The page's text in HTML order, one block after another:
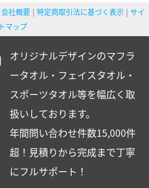
会社概要 特定商取引法に基づく表示
サイ
トマップ
オリジナルデザインのマフラ
ータオル・フェイスタオル・
スポーツタオル等を幅広く取
扱いしております。
年間問い合わせ件数15,000件
超！見積りから完成まで丁寧
にフルサポート！